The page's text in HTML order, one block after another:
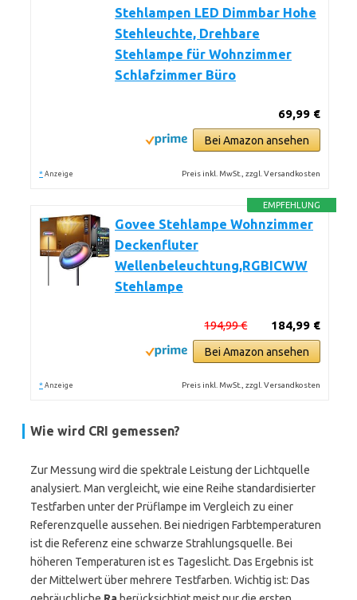
Stehlampen LED Dimmbar Hohe
Stehleuchte, Drehbare
Stehlampe für Wohnzimmer
Schlafzimmer Büro
69,99 €
Bei Amazon ansehen
* Anzeige Preis inkl. MwSt., zzgl. Versandkosten
EMPFEHLUNG
Govee Stehlampe Wohnzimmer
Deckenfluter
Wellenbeleuchtung,RGBICWW
Stehlampe
184,99 €
194,99 €
Bei Amazon ansehen
* Anzeige Preis inkl. MwSt., zzgl. Versandkosten
Wie wird CRI gemessen?
Zur Messung wird die spektrale Leistung der Lichtquelle
analysiert. Man vergleicht, wie eine Reihe standardisierter
Testfarben unter der Prüflampe im Vergleich zu einer
Referenzquelle aussehen. Bei niedrigen Farbtemperaturen
ist die Referenz eine schwarze Strahlungsquelle. Bei
höheren Temperaturen ist es Tageslicht. Das Ergebnis ist
der Mittelwert über mehrere Testfarben. Wichtig ist: Das